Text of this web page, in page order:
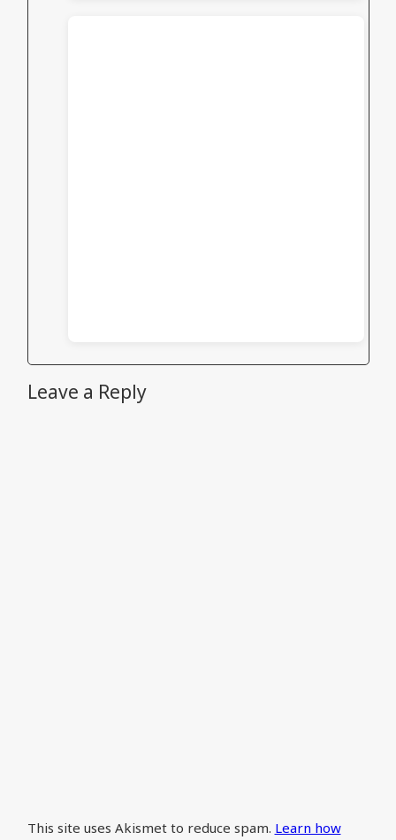
Leave a Reply
This site uses Akismet to reduce spam.Learn how